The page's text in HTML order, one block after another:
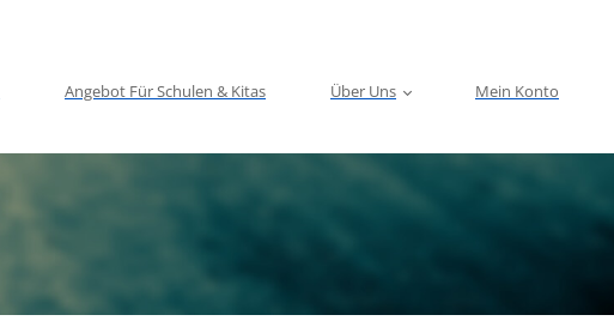
Angebot Für Schulen & Kitas Über Uns Mein Konto